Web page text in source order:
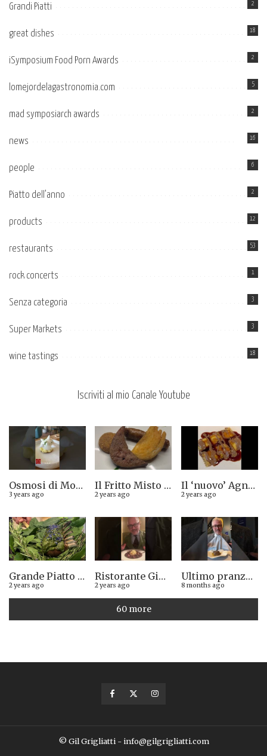
Grandi Piatti 2
great dishes 18
iSymposium Food Porn Awards 2
lomejordelagastronomia.com 5
mad symposiarch awards 2
news 16
people 6
Piatto dell’anno 2
products 12
restaurants 53
rock concerts 1
Senza categoria 3
Super Markets 3
wine tastings 18
Iscriviti al mio Canale Youtube
Osmosi di Montepulciano nuova stella Michelin. Avevamo visto lungo il 14.08.2023
3 years ago
Il Fritto Misto del Centro di Priocca
2 years ago
Il ‘nuovo’ Agnolotto di Torino del Mago Rabin
2 years ago
Grande Piatto al rist. Quintilio di Altare SV: Carrè di agnello in crosta di erbe aromatiche liguri
2 years ago
Ristorante Giglio di Lucca. Stella Michelin sì o no?
2 years ago
Ultimo pranzo torinese al ristorante Casa Vicina. 13/12/2025
8 months ago
60 more
© Gil Grigliatti - info@gilgrigliatti.com